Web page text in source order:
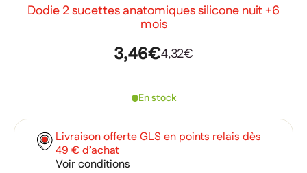
Dodie 2 sucettes anatomiques silicone nuit +6
mois
3,46€4,32€
En stock
Livraison offerte GLS en points relais dès
49 € d’achat
Voir conditions